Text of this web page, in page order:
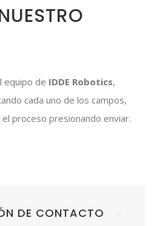
equipo de IDDE Robotics,
cada uno de los campos,
proceso presionando enviar.
DE CONTACTO